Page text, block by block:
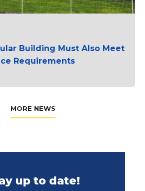
Building Must Also Meet
Requirements
MORE NEWS
up to date!